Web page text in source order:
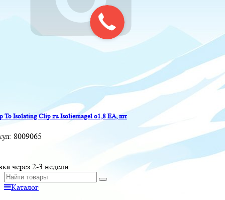
To Isolating Clip zu Isoliernagel o1,8 EA, шт
8009065
через 2-3 недели
Каталог